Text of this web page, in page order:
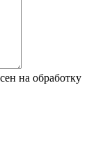
на обработку